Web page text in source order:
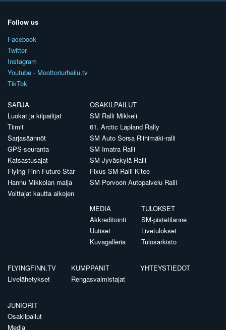
Follow us
Facebook
Twitter
Instagram
Youtube - Moottoriurheilu.tv
TikTok
SARJA
Luokat ja kilpailijat
Tiimit
Sarjasäännöt
GPS-seuranta
Katsastusajat
Flying Finn Future Star
Hannu Mikkolan malja
Voittajat kautta aikojen
OSAKILPAILUT
SM Ralli Mikkeli
61. Arctic Lapland Rally
SM Auto Sorsa Riihimäki-ralli
SM Imatra Ralli
SM Jyväskylä Ralli
Fixus SM Ralli Kitee
SM Porvoon Autopalvelu Ralli
MEDIA
Akkreditointi
Uutiset
Kuvagalleria
TULOKSET
SM-pistetilanne
Livetulokset
Tulosarkisto
FLYINGFINN.TV
Livelähetykset
KUMPPANIT
Rengasvalmistajat
YHTEYSTIEDOT
JUNIORIT
Osakilpailut
Media